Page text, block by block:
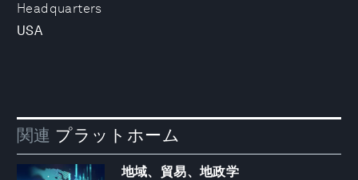
Headquarters
USA
関連 プラットホーム
地域、貿易、地政学